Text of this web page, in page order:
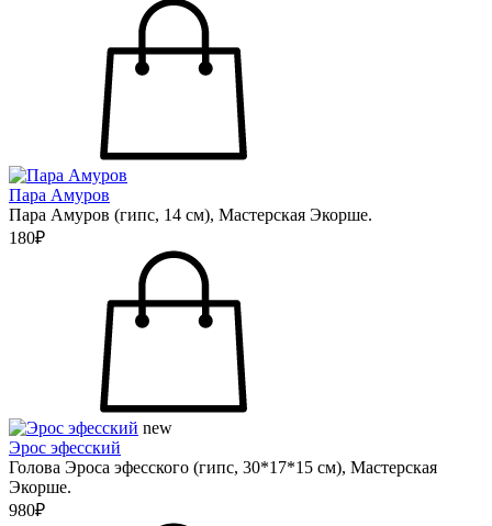
Пара Амуров
Пара Амуров (гипс, 14 см), Мастерская Экорше.
180₽
new
Эрос эфесский
Голова Эроса эфесского (гипс, 30*17*15 см), Мастерская
Экорше.
980₽